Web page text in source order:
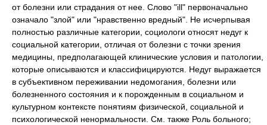
от болезни или страдания от нее. Слово "ill" первоначально
означало "злой" или "нравственно вредный". Не исчерпывая
полностью различные категории, социологи относят недуг к
социальной категории, отличая от болезни с точки зрения
медицины, предполагающей клинические условия и патологии,
которые описываются и классифицируются. Недуг выражается
в субъективном переживании недомогания, болезни или
болезненного состояния и к порожденным в социальном и
культурном контексте понятиям физической, социальной и
психологической ненормальности. См. также Роль больного;